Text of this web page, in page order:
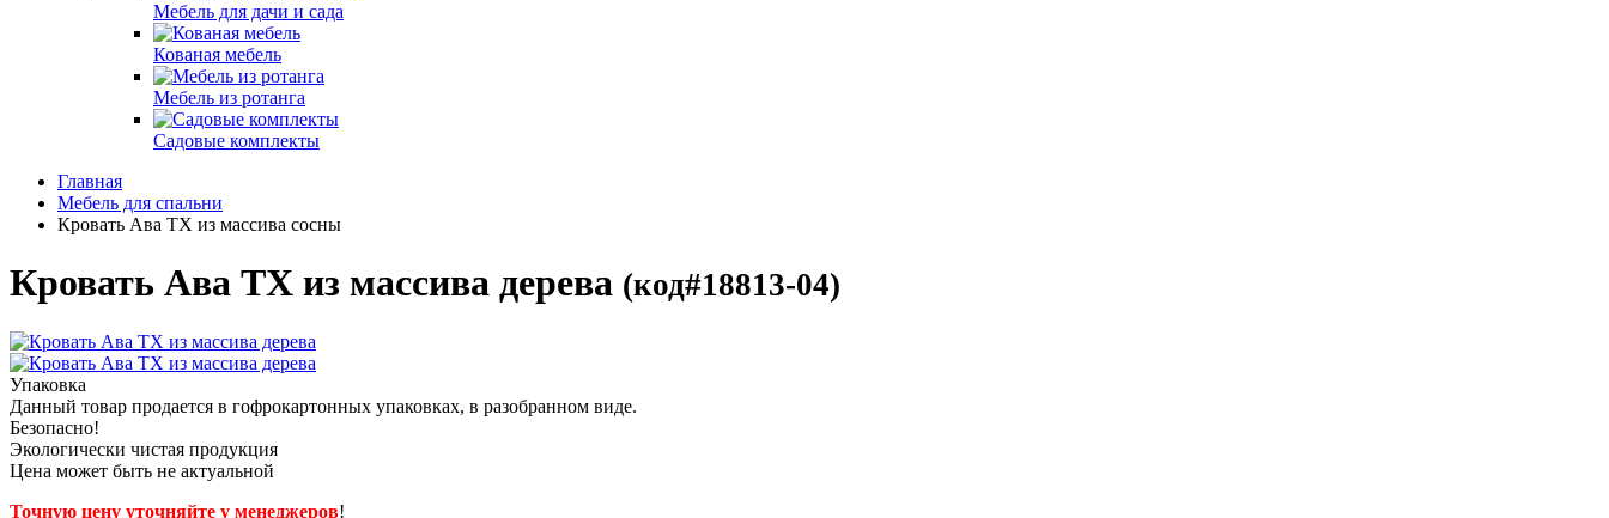
Мебель для дачи и сада
Кованая мебель
Мебель из ротанга
Садовые комплекты
Главная
Мебель для спальни
Кровать Ава ТХ из массива сосны
Кровать Ава ТХ из массива дерева (код#18813-04)
Упаковка
Данный товар продается в гофрокартонных упаковках, в разобранном виде.
Безопасно!
Экологически чистая продукция
Цена может быть не актуальной
Точную цену уточняйте у менеджеров!